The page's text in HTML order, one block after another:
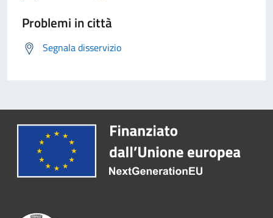
Problemi in città
Segnala disservizio